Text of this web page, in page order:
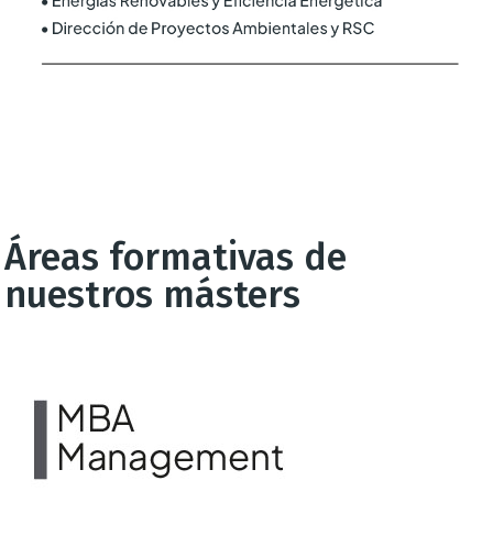
Áreas formativas de
nuestros másters